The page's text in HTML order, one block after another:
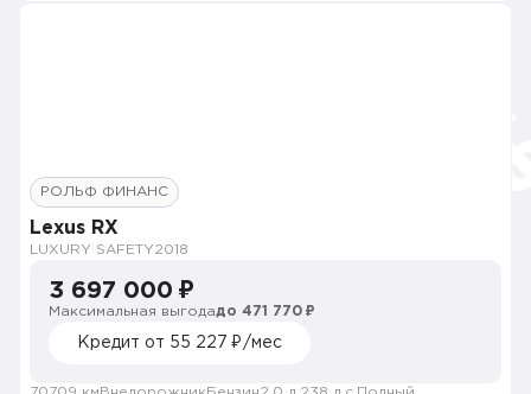
РОЛЬФ ФИНАНС
Lexus RX
LUXURY SAFETY2018
3 697 000 ₽
Максимальная выгодадо 471 770 ₽
Кредит от 55 227 ₽/мес